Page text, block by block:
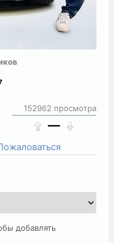
152962 просмотра
—
добавлять